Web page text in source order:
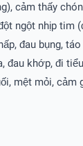
cảm thấy
ngột nhịp tim
đau bụng,
đau khớp, đi
mệt mỏi, cảm